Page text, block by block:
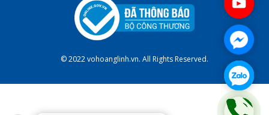
© 2022 vohoanglinh.vn. All Rights Reserved.